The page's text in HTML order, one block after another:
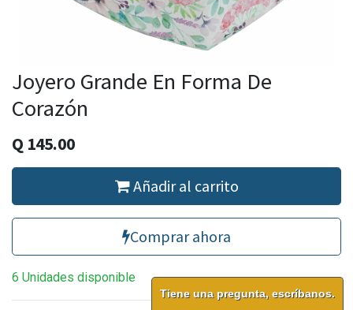
Joyero Grande En Forma De
Corazón
Q 145.00
Añadir al carrito
Comprar ahora
6 Unidades disponible
Tiene una pregunta, escríbanos.